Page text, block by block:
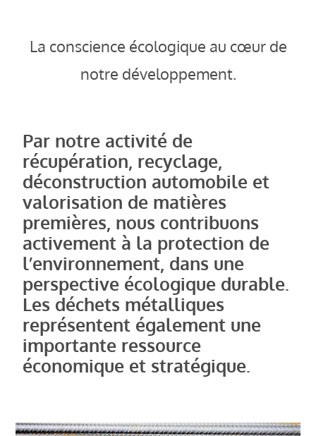
La conscience écologique au cœur de
notre développement.
Par notre activité de
récupération, recyclage,
déconstruction automobile et
valorisation de matières
premières, nous contribuons
activement à la protection de
l’environnement, dans une
perspective écologique durable.
Les déchets métalliques
représentent également une
importante ressource
économique et stratégique.